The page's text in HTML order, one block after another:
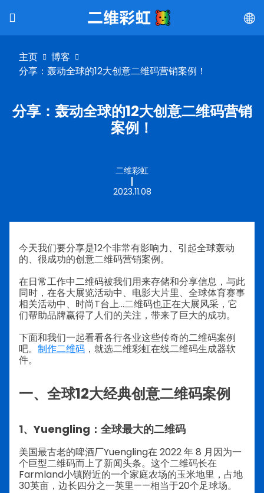
主页
博客
分享：轰动全球的12大创意二维码营销案例！
分享：轰动全球的12大创意二维码营销
案例！
二维彩虹
2023.11.08
今天我们要分享是12个非常有影响力、引起全球轰动
的、很成功的创意二维码营销案例。
在日常工作中二维码被我们用来存储和分享信息，与此
同时，在各大展览活动中、电影大片里、全球体育赛事
相关活动中、时尚T台上…二维码也正在大展风采，它
们帮助品牌赢得了人们的关注，带来了巨大的成功。
下面和我们一起看看各行各业这些传奇的二维码案例
吧。 制作二维码 ，就选二维彩虹在线二维码生成器软
件。
一、全球12大经典创意二维码案例
1、Yuengling：全球最大的二维码
美国最古老的啤酒厂Yuengling在 2022 年 8 月因为一
个巨型二维码而上了新闻头条。这个二维码长在
Farmland小镇附近的一个家庭农场的玉米地里，占地
30英亩，边长四分之一英里——相当于20个足球场。